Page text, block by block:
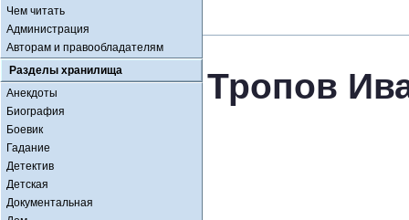
Чем читать
Администрация
Авторам и правообладателям
Разделы хранилища
Анекдоты
Биография
Боевик
Гадание
Детектив
Детская
Документальная
Тропов